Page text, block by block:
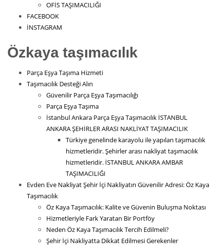
OFİS TAŞIMACILIĞI
FACEBOOK
İNSTAGRAM
Özkaya taşımacılık
Parça Eşya Taşıma Hizmeti
Taşımacılık Desteği Alın
Güvenilir Parça Eşya Taşımacılığı
Parça Eşya Taşıma
İstanbul Ankara Parça Eşya Taşımacılık İSTANBUL
ANKARA ŞEHİRLER ARASI NAKLİYAT TAŞIMACILIK
Türkiye genelinde karayolu ile yapılan taşımacılık
hizmetleridir. Şehirler arası nakliyat taşımacılık
hizmetleridir. İSTANBUL ANKARA AMBAR
TAŞIMACILIĞI
Evden Eve Nakliyat Şehir İçi Nakliyatın Güvenilir Adresi: Öz Kaya
Taşımacılık
Öz Kaya Taşımacılık: Kalite ve Güvenin Buluşma Noktası
Hizmetleriyle Fark Yaratan Bir Portföy
Neden Öz Kaya Taşımacılık Tercih Edilmeli?
Şehir İçi Nakliyatta Dikkat Edilmesi Gerekenler